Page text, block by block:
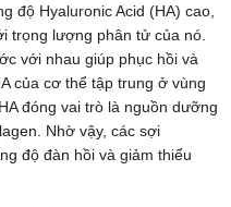
độ Hyaluronic Acid (HA) cao,
trọng lượng phân tử của nó.
với nhau giúp phục hồi và
của cơ thể tập trung ở vùng
đóng vai trò là nguồn dưỡng
Nhờ vậy, các sợi
độ đàn hồi và giảm thiểu